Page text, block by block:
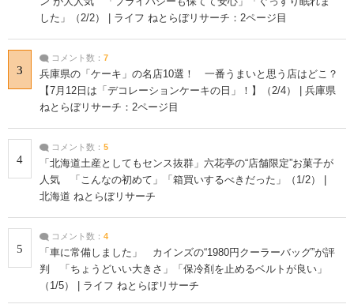
した」（2/2） | ライフ ねとらぼリサーチ：2ページ目
3
コメント数： 7
兵庫県の「ケーキ」の名店10選！ 一番うまいと思う店はどこ？
【7月12日は「デコレーションケーキの日」！】（2/4） | 兵庫県
ねとらぼリサーチ：2ページ目
4
コメント数： 5
「北海道土産としてもセンス抜群」六花亭の“店舗限定”お菓子が
人気 「こんなの初めて」「箱買いするべきだった」（1/2） |
北海道 ねとらぼリサーチ
5
コメント数： 4
「車に常備しました」 カインズの“1980円クーラーバッグ”が評
判 「ちょうどいい大きさ」「保冷剤を止めるベルトが良い」
（1/5） | ライフ ねとらぼリサーチ